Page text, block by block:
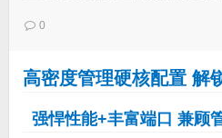
0
高密度管理硬核配置 解
强悍性能+丰富端口 兼顾